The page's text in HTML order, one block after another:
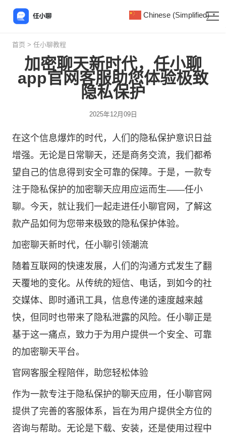
首页 > 任小聊教程
加密聊天新时代，任小聊
app官网客服助您体验极致
隐私保护
2025年12月09日
在这个信息爆炸的时代，人们的隐私保护意识日益
增强。无论是日常聊天，还是商务交流，我们都希
望自己的信息得到安全可靠的保障。于是，一款专
注于隐私保护的加密聊天应用应运而生——任小
聊。今天，就让我们一起走进任小聊官网，了解这
款产品如何为您带来极致的隐私保护体验。
加密聊天新时代，任小聊引领潮流
随着互联网的快速发展，人们的沟通方式发生了翻
天覆地的变化。从传统的短信、电话，到如今的社
交媒体、即时通讯工具，信息传递的速度越来越
快，但同时也带来了隐私泄露的风险。任小聊正是
基于这一痛点，致力于为用户提供一个安全、可靠
的加密聊天平台。
官网客服全程陪伴，助您轻松体验
作为一款专注于隐私保护的聊天应用，任小聊官网
提供了完善的客服体系，旨在为用户提供全方位的
咨询与帮助。无论是下载、安装，还是使用过程中
Chinese (Simplified) ▼